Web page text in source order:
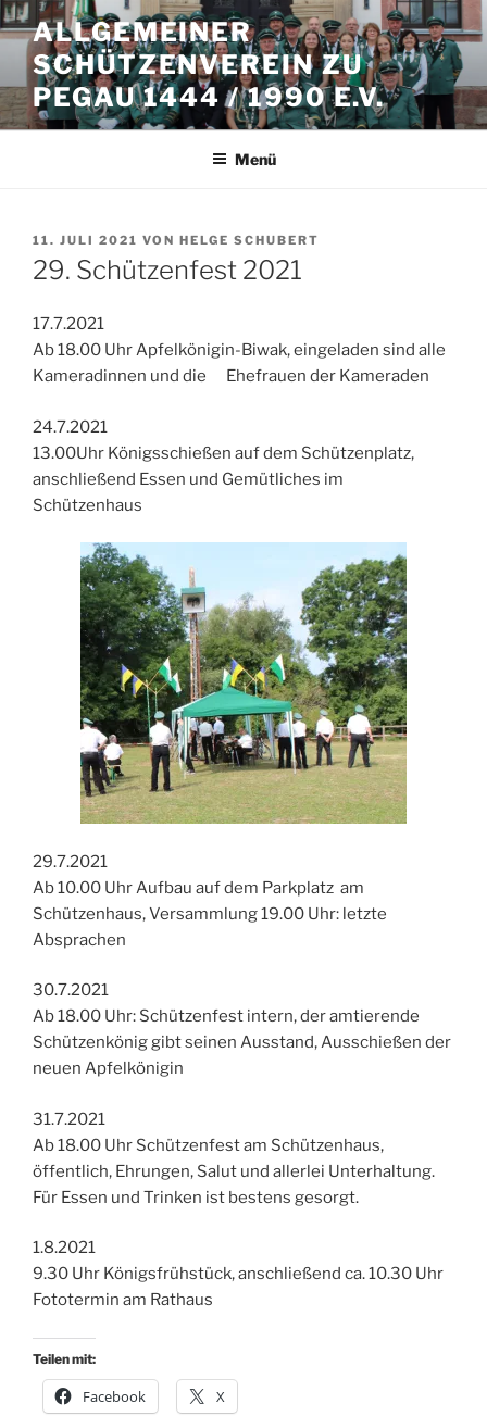
Zum
Inhalt
springen
ALLGEMEINER
SCHÜTZENVEREIN ZU
PEGAU 1444 / 1990 E.V.
Menü
VERÖFFENTLICHT
AM
11. JULI 2021 VON HELGE SCHUBERT
29. Schützenfest 2021
17.7.2021
Ab 18.00 Uhr Apfelkönigin-Biwak, eingeladen sind alle
Kameradinnen und die Ehefrauen der Kameraden
24.7.2021
13.00Uhr Königsschießen auf dem Schützenplatz,
anschließend Essen und Gemütliches im
Schützenhaus
29.7.2021
Ab 10.00 Uhr Aufbau auf dem Parkplatz am
Schützenhaus, Versammlung 19.00 Uhr: letzte
Absprachen
30.7.2021
Ab 18.00 Uhr: Schützenfest intern, der amtierende
Schützenkönig gibt seinen Ausstand, Ausschießen der
neuen Apfelkönigin
31.7.2021
Ab 18.00 Uhr Schützenfest am Schützenhaus,
öffentlich, Ehrungen, Salut und allerlei Unterhaltung.
Für Essen und Trinken ist bestens gesorgt.
1.8.2021
9.30 Uhr Königsfrühstück, anschließend ca. 10.30 Uhr
Fototermin am Rathaus
Teilen mit:
Facebook X